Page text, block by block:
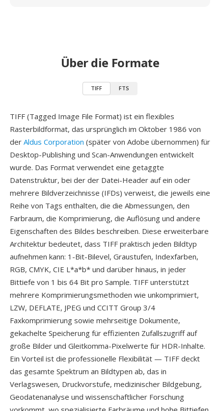
Über die Formate
TIFF FTS
TIFF (Tagged Image File Format) ist ein flexibles
Rasterbildformat, das ursprünglich im Oktober 1986 von
der Aldus Corporation (später von Adobe übernommen) für
Desktop-Publishing und Scan-Anwendungen entwickelt
wurde. Das Format verwendet eine getaggte
Datenstruktur, bei der der Datei-Header auf ein oder
mehrere Bildverzeichnisse (IFDs) verweist, die jeweils eine
Reihe von Tags enthalten, die die Abmessungen, den
Farbraum, die Komprimierung, die Auflösung und andere
Eigenschaften des Bildes beschreiben. Diese erweiterbare
Architektur bedeutet, dass TIFF praktisch jeden Bildtyp
aufnehmen kann: 1-Bit-Bilevel, Graustufen, Indexfarben,
RGB, CMYK, CIE L*a*b* und darüber hinaus, in jeder
Bittiefe von 1 bis 64 Bit pro Sample. TIFF unterstützt
mehrere Komprimierungsmethoden wie unkomprimiert,
LZW, DEFLATE, JPEG und CCITT Group 3/4
Faxkomprimierung sowie mehrseitige Dokumente,
gekachelte Speicherung für effizienten Zufallszugriff auf
große Bilder und Gleitkomma-Pixelwerte für HDR-Inhalte.
Ein Vorteil ist die professionelle Flexibilität — TIFF deckt
das gesamte Spektrum an Bildtypen ab, das in
Verlagswesen, Druckvorstufe, medizinischer Bildgebung,
Geodatenanalyse und wissenschaftlicher Forschung